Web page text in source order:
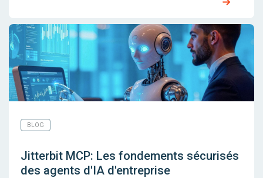
BLOG
Jitterbit MCP: Les fondements sécurisés
des agents d'IA d'entreprise